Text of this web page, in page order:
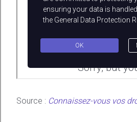
Source : Connaissez-vous vos